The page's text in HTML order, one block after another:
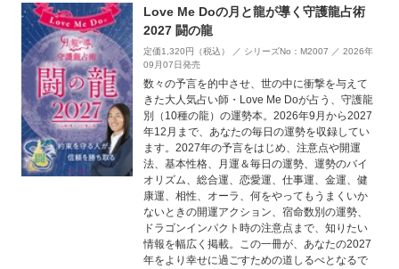
Love Me Doの月と龍が導く守護龍占術
2027 闘の龍
定価1,320円（税込） ／ シリーズNo：M2007 ／ 2026年
09月07日発売
数々の予言を的中させ、世の中に衝撃を与えて
きた大人気占い師・Love Me Doが占う、守護龍
別（10種の龍）の運勢本。2026年9月から2027
年12月まで、あなたの毎日の運勢を収録してい
ます。2027年の予言をはじめ、注意点や開運
法、基本性格、月運＆毎日の運勢、運勢のバイ
オリズム、総合運、恋愛運、仕事運、金運、健
康運、相性、オーラ、何をやってもうまくいか
ないときの開運アクション、宿命数別の運勢、
ドラゴンインパクト時の注意点まで、知りたい
情報を幅広く掲載。この一冊が、あなたの2027
年をより幸せに過ごすための道しるべとなるで